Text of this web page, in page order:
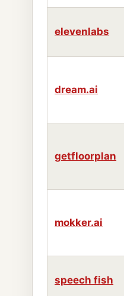
elevenlabs
dream.ai
getfloorplan
mokker.ai
speech fish